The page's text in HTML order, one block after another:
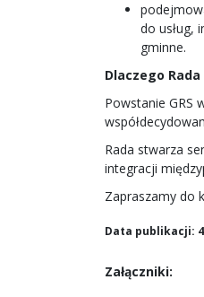
do usług,
gminne.
Dlaczego
Powstanie GRS
Rada stwarza
integracji
Zapraszamy do
Data publikacji:
Załączniki: